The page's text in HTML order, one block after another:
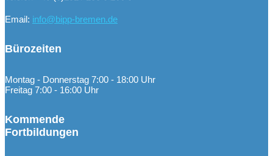
Email: info@bipp-bremen.de
Bürozeiten
Montag - Donnerstag 7:00 - 18:00 Uhr
Freitag 7:00 - 16:00 Uhr
Kommende
Fortbildungen